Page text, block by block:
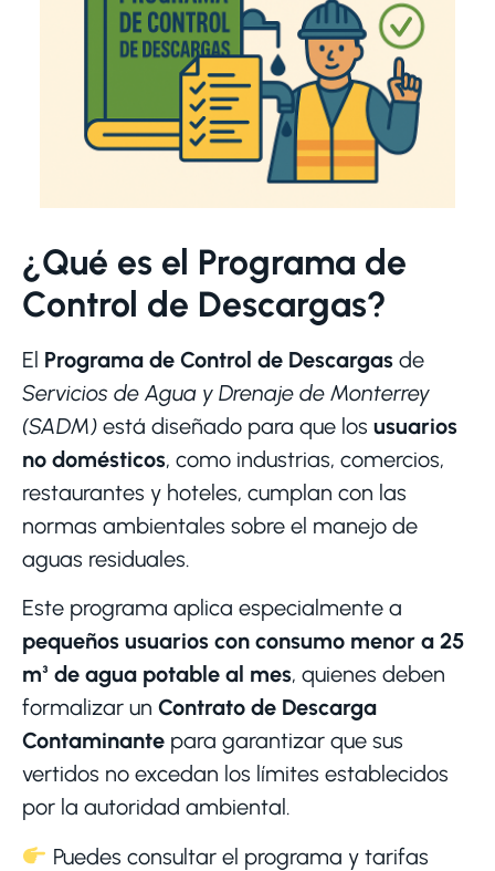
¿Qué es el Programa de
Control de Descargas?
El Programa de Control de Descargas de
Servicios de Agua y Drenaje de Monterrey
(SADM) está diseñado para que los usuarios
no domésticos, como industrias, comercios,
restaurantes y hoteles, cumplan con las
normas ambientales sobre el manejo de
aguas residuales.
Este programa aplica especialmente a
pequeños usuarios con consumo menor a 25
m³ de agua potable al mes, quienes deben
formalizar un Contrato de Descarga
Contaminante para garantizar que sus
vertidos no excedan los límites establecidos
por la autoridad ambiental.
Puedes consultar el programa y tarifas